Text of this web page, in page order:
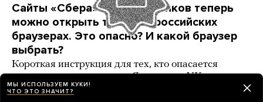
Сайты «Сбера» и других банков теперь
можно открыть только в российских
браузерах. Это опасно? И какой браузер
выбрать?
Короткая инструкция для тех, кто опасается
переходить на продукты «Яндекса» и VK
РАЗБОР 3 карточки
МЫ ИСПОЛЬЗУЕМ КУКИ!
ЧТО ЭТО ЗНАЧИТ?